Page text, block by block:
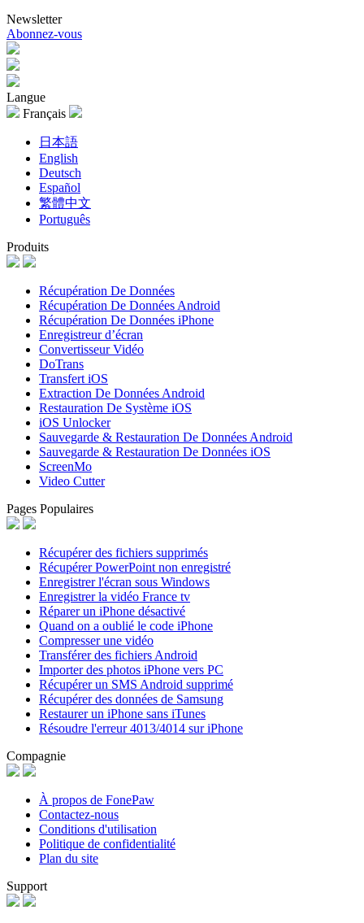
Newsletter
Abonnez-vous
Langue
Français
日本語
English
Deutsch
Español
繁體中文
Português
Produits
Récupération De Données
Récupération De Données Android
Récupération De Données iPhone
Enregistreur d’écran
Convertisseur Vidéo
DoTrans
Transfert iOS
Extraction De Données Android
Restauration De Système iOS
iOS Unlocker
Sauvegarde & Restauration De Données Android
Sauvegarde & Restauration De Données iOS
ScreenMo
Video Cutter
Pages Populaires
Récupérer des fichiers supprimés
Récupérer PowerPoint non enregistré
Enregistrer l'écran sous Windows
Enregistrer la vidéo France tv
Réparer un iPhone désactivé
Quand on a oublié le code iPhone
Compresser une vidéo
Transférer des fichiers Android
Importer des photos iPhone vers PC
Récupérer un SMS Android supprimé
Récupérer des données de Samsung
Restaurer un iPhone sans iTunes
Résoudre l'erreur 4013/4014 sur iPhone
Compagnie
À propos de FonePaw
Contactez-nous
Conditions d'utilisation
Politique de confidentialité
Plan du site
Support